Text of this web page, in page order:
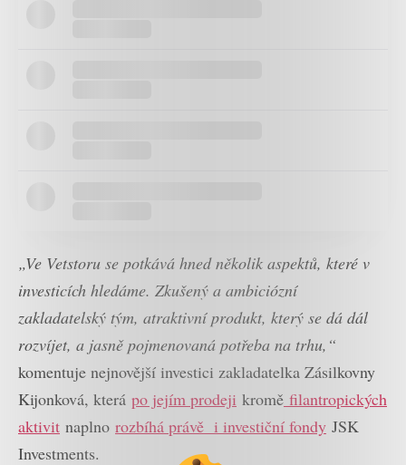
„Ve Vetstoru se potkává hned několik aspektů, které v
investicích hledáme. Zkušený a ambiciózní
zakladatelský tým, atraktivní produkt, který se dá dál
rozvíjet, a jasně pojmenovaná potřeba na trhu,“
komentuje nejnovější investici zakladatelka Zásilkovny
Kijonková, která po jejím prodeji kromě filantropických
aktivit naplno rozbíhá právě i investiční fondy JSK
Investments.